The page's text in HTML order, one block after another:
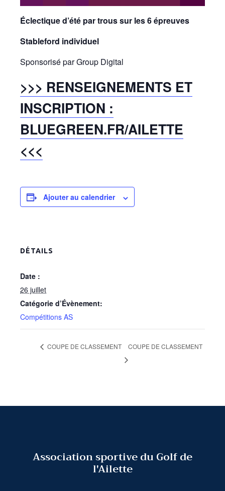
Éclectique d’été par trous sur les 6 épreuves
Stableford individuel
Sponsorisé par Group Digital
>>> RENSEIGNEMENTS ET
INSCRIPTION :
BLUEGREEN.FR/AILETTE
<<<
Ajouter au calendrier
DÉTAILS
Date :
26 juillet
Catégorie d’Évènement:
Compétitions AS
COUPE DE CLASSEMENT COUPE DE CLASSEMENT
Association sportive du Golf de
l'Ailette